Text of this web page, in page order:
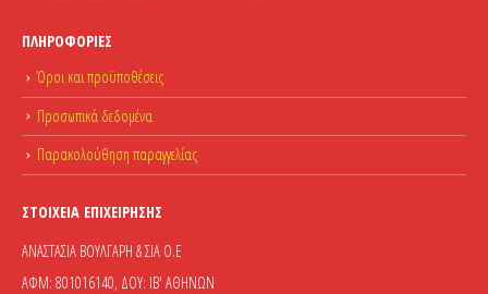
ΠΛΗΡΟΦΟΡΊΕΣ
Όροι και προϋποθέσεις
Προσωπικά δεδομένα
Παρακολούθηση παραγγελίας
ΣΤΟΙΧΕΊΑ ΕΠΙΧΕΊΡΗΣΗΣ
ΑΝΑΣΤΑΣΙΑ ΒΟΥΛΓΑΡΗ & ΣΙΑ Ο.Ε
ΑΦΜ: 801016140, ΔΟΥ: ΙΒ' ΑΘΗΝΩΝ